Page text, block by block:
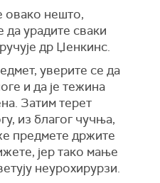
овако нешто,
да урадите сваки
др Џенкинс.
уверите се да
и да је тежина
Затим терет
из благог чучња,
предмете држите
јер тако мање
неурохирурзи.